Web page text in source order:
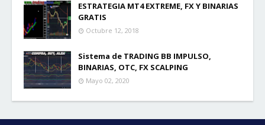
ESTRATEGIA MT4 EXTREME, FX Y BINARIAS
GRATIS
Octubre 12, 2018
Sistema de TRADING BB IMPULSO,
BINARIAS, OTC, FX SCALPING
Mayo 02, 2020